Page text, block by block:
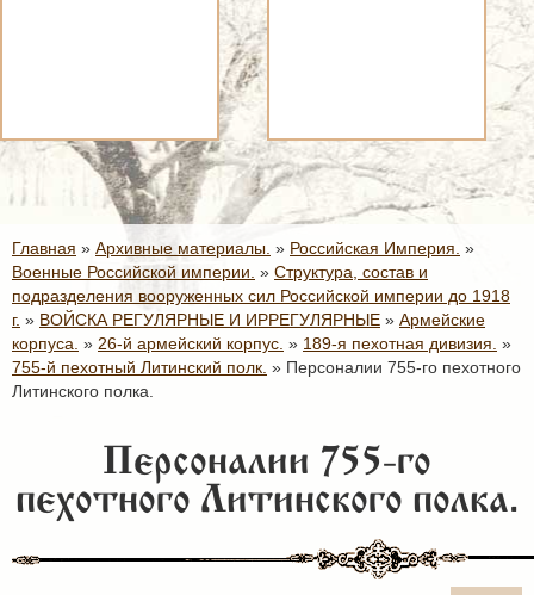
Главная » Архивные материалы. » Российская Империя. »
Военные Российской империи. » Структура, состав и
подразделения вооруженных сил Российской империи до 1918
г. » ВОЙСКА РЕГУЛЯРНЫЕ И ИРРЕГУЛЯРНЫЕ » Армейские
корпуса. » 26-й армейский корпус. » 189-я пехотная дивизия. »
755-й пехотный Литинский полк. » Персоналии 755-го пехотного
Литинского полка.
Персоналии 755-го
пехотного Литинского полка.